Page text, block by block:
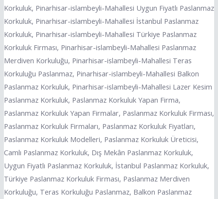
Korkuluk, Pinarhisar-islambeyli-Mahallesi Uygun Fiyatlı Paslanmaz
Korkuluk, Pinarhisar-islambeyli-Mahallesi İstanbul Paslanmaz
Korkuluk, Pinarhisar-islambeyli-Mahallesi Türkiye Paslanmaz
Korkuluk Firması, Pinarhisar-islambeyli-Mahallesi Paslanmaz
Merdiven Korkuluğu, Pinarhisar-islambeyli-Mahallesi Teras
Korkuluğu Paslanmaz, Pinarhisar-islambeyli-Mahallesi Balkon
Paslanmaz Korkuluk, Pinarhisar-islambeyli-Mahallesi Lazer Kesim
Paslanmaz Korkuluk, Paslanmaz Korkuluk Yapan Firma,
Paslanmaz Korkuluk Yapan Firmalar, Paslanmaz Korkuluk Firması,
Paslanmaz Korkuluk Firmaları, Paslanmaz Korkuluk Fiyatları,
Paslanmaz Korkuluk Modelleri, Paslanmaz Korkuluk Üreticisi,
Camlı Paslanmaz Korkuluk, Dış Mekân Paslanmaz Korkuluk,
Uygun Fiyatlı Paslanmaz Korkuluk, İstanbul Paslanmaz Korkuluk,
Türkiye Paslanmaz Korkuluk Firması, Paslanmaz Merdiven
Korkuluğu, Teras Korkuluğu Paslanmaz, Balkon Paslanmaz